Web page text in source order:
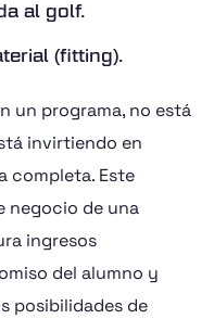
al golf.
(fitting).
un programa, no está
invirtiendo en
completa. Este
negocio de una
ingresos
del alumno y
posibilidades de